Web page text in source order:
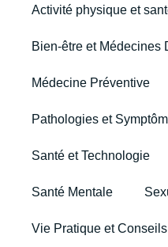
Activité physique et
Bien-être et Médecines
Médecine Préventive
Pathologies et
Santé et Technologie
Santé Mentale
Vie Pratique et